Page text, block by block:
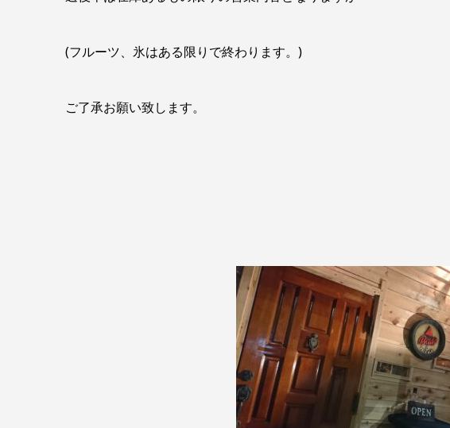
(フルーツ、氷はある限りで終わります。)
ご了承お願い致します。